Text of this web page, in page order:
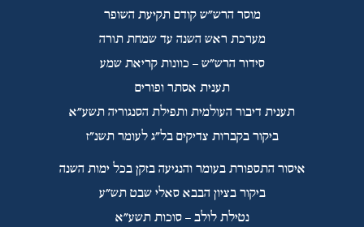
מוסר הרש"ש קודם תקיעת השופר
מערכת ראש השנה עד שמחת תורה
סידור הרש"ש – כוונות קריאת שמע
תענית אסתר ופורים
תענית דיבור העולמית ותפילת הסנגוריה תשע"א
ביקור בקברות צדיקים בל"ג לעומר תשנ"ז
איסור התספורת בעומר והנגיעה בזקן בכל ימות השנה
ביקור בציון הבבא סאלי שבט תש"ע
נטילת לולב – סוכות תשע"א